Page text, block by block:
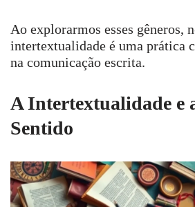
Ao explorarmos esses gêneros,
intertextualidade é uma prática
na comunicação escrita.
A Intertextualidade e
Sentido